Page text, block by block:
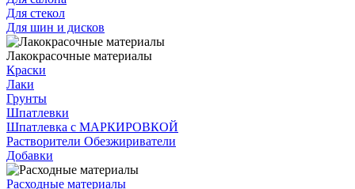
Для стекол
Для шин и дисков
Лакокрасочные материалы
Краски
Лаки
Грунты
Шпатлевки
Шпатлевка с МАРКИРОВКОЙ
Растворители Обезжириватели
Добавки
Расходные материалы